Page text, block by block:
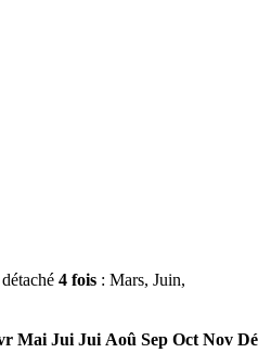
4 fois : Mars, Juin,
Mai Jui Jui Aoû Sep Oct Nov